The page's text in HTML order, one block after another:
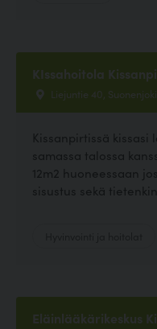
KIssahoitola
Liejuntie 40, Suonenjoki
Kissanpirtissä kissasi
samassa talossa
12m2 huoneessaan
sisustus sekä
Eläinlääkärikeskus